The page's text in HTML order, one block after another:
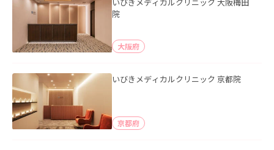
院
大阪府
いびきメディカルクリニック 京都院
京都府